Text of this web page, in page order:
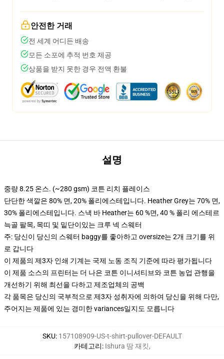
안전한 거래
전 세계 어디든 배송
모든 소포에 추적 번호 제공
상품을 받지 못한 경우 전액 환불
설명
중량 8.25 온스. (~280 gsm) 코튼 리치 플레이스
단단한 색깔은 80% 면, 20% 폴리에스테입니다. Heather Grey는 70% 면,
30% 폴리에스테입니다. 스낵 바 Heather는 60 %면, 40 % 폴리 에스테르
늑골 팔목, 목띠 및 밑단이있는 크루 넥 스웨터
주: 당신이 당신의 스웨터 baggy를 좋아하고 oversize는 2개 크기를 위
로 갑니다
이 제품의 제3자 인쇄 기계는 국제 노동 조직 기준에 따라 평가됩니다
이 제품 소스의 프린터는 더 나은 코튼 이니셔티브와 코튼 농업 관행을
개선하기 위해 최선을 다하고 제조업체의 공백
각 품목은 당신의 국부적으로 제3자 성취자에 의하여 당신을 위해 다만,
주어지는 제품에 있는 경미한 variances일지도 모릅니다
SKU: 157108909-US-t-shirt-pullover-DEFAULT
카테고리: Ishura 땀 재킷,